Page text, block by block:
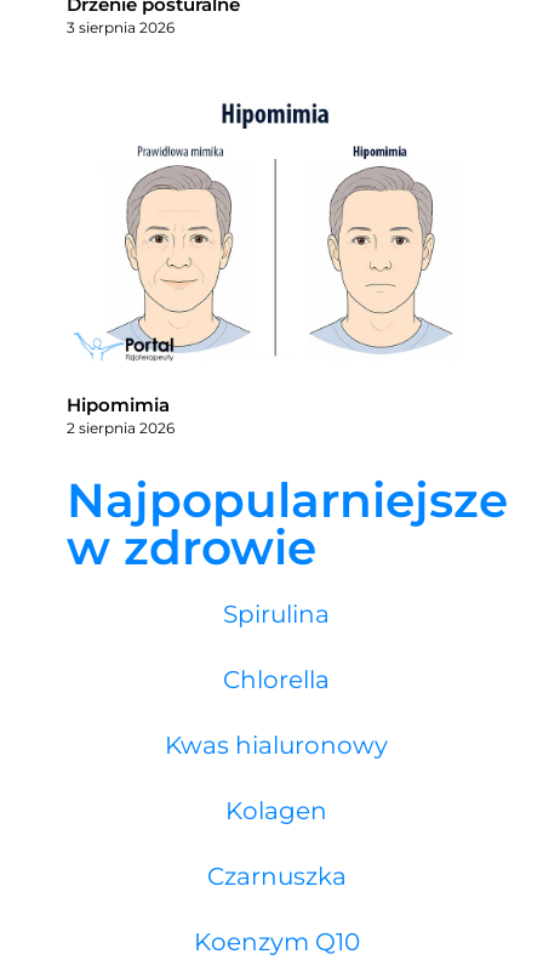
3 sierpnia 2026
Hipomimia
2 sierpnia 2026
Najpopularniejsze
w zdrowie
Spirulina
Chlorella
Kwas hialuronowy
Kolagen
Czarnuszka
Koenzym Q10